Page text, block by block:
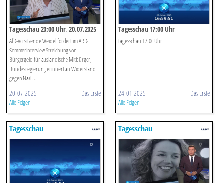
Tagesschau 20:00 Uhr, 20.07.2025
AfD-Vorsitzende Weidel fordert im ARD-
Sommerinterview Streichung von
Bürgergeld für ausländische Mitbürger,
Bundesregierung erinnert an Widerstand
gegen Nazi ...
20-07-2025 Das Erste
Alle Folgen
Tagesschau 17:00 Uhr
tagesschau 17:00 Uhr
24-01-2025 Das Erste
Alle Folgen
Tagesschau Tagesschau